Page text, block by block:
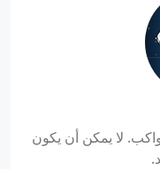
لا يمكن أن يكون